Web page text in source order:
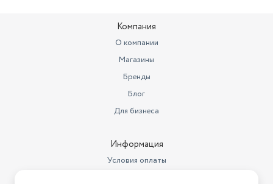
Компания
О компании
Магазины
Бренды
Блог
Для бизнеса
Информация
Условия оплаты